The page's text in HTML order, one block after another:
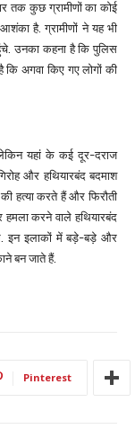
तक कुछ ग्रामीणों का कोई
है. ग्रामीणों ने यह भी
उनका कहना है कि पुलिस
कि अगवा किए गए लोगों की
लेकिन यहां के कई दूर-दराज
और हथियारबंद बदमाश
हत्या करते हैं और फिरौती
करने वाले हथियारबंद
इन इलाकों में बड़े-बड़े और
बन जाते हैं.
Pinterest